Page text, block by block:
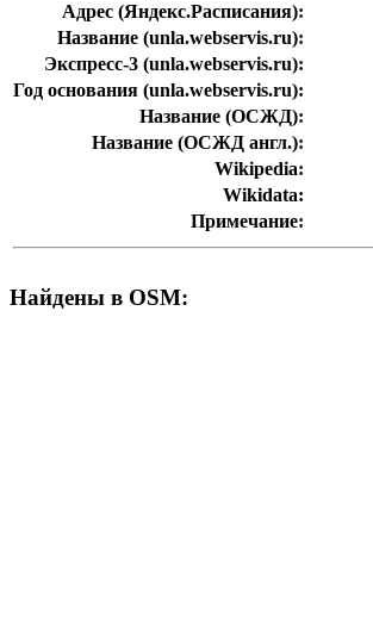
Адрес (Яндекс.Расписания):
Название (unla.webservis.ru):
Экспресс-3 (unla.webservis.ru):
Год основания (unla.webservis.ru):
Название (ОСЖД):
Название (ОСЖД англ.):
Wikipedia:
Wikidata:
Примечание:
Найдены в OSM: